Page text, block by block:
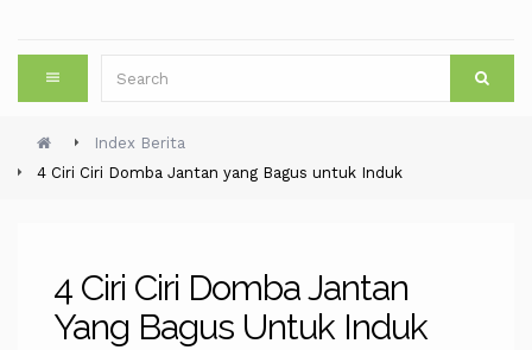
Index Berita
4 Ciri Ciri Domba Jantan yang Bagus untuk Induk
4 Ciri Ciri Domba Jantan
Yang Bagus Untuk Induk